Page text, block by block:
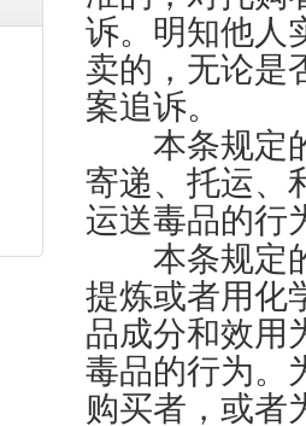
诉。明知他人
卖的，无论是
案追诉。
本条规定的
寄递、托运、
运送毒品的行
本条规定的
提炼或者用化
品成分和效用
毒品的行为。
购买者，或者